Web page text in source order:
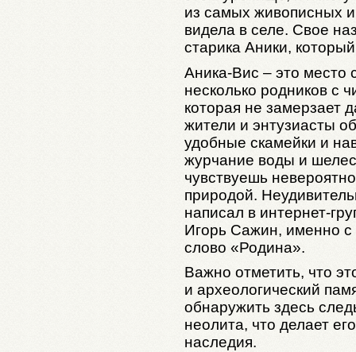
из самых живописных
видела в селе. Свое
старика Аники,
Аника-Вис – это место
несколько родников с
которая не
жители и энтузиасты
удобные скамейки и
журчание воды и
чувствуешь
природой.
написал в интернет-
Игорь Сажин, именно с
слово «Родина».
Важно отметить, что
и археологический
обнаружить здесь
неолита, что делает
наследия.